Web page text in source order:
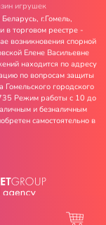
игрушек
г.Гомель,
в торговом реестре -
возникновения спорной
Елене Васильевне
находится по адресу
по вопросам защиты
городского
Режим работы с 10 до
и безналичным
самостоятельно в